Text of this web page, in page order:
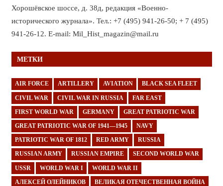
Хорошёвское шоссе, д. 38д, редакция «Военно-
исторического журнала». Тел.: +7 (495) 941-26-50; + 7 (495)
941-26-12. E-mail: Mil_Hist_magazin@mail.ru
МЕТКИ
AIR FORCE ARTILLERY AVIATION BLACK SEA FLEET
CIVIL WAR CIVIL WAR IN RUSSIA FAR EAST
FIRST WORLD WAR GERMANY GREAT PATRIOTIC WAR
GREAT PATRIOTIC WAR OF 1941—1945 NAVY
PATRIOTIC WAR OF 1812 RED ARMY RUSSIA
RUSSIAN ARMY RUSSIAN EMPIRE SECOND WORLD WAR
USSR WORLD WAR I WORLD WAR II
АЛЕКСЕЙ ОЛЕЙНИКОВ ВЕЛИКАЯ ОТЕЧЕСТВЕННАЯ ВОЙНА